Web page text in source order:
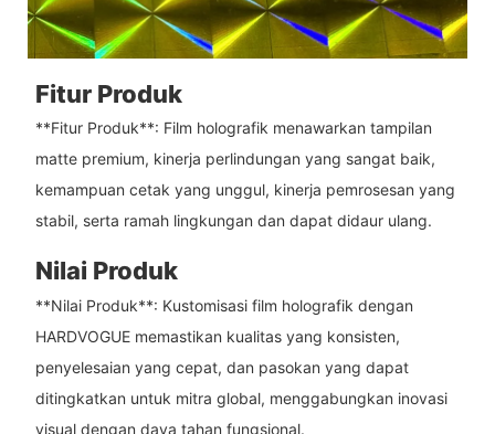
Fitur Produk
**Fitur Produk**: Film holografik menawarkan tampilan
matte premium, kinerja perlindungan yang sangat baik,
kemampuan cetak yang unggul, kinerja pemrosesan yang
stabil, serta ramah lingkungan dan dapat didaur ulang.
Nilai Produk
**Nilai Produk**: Kustomisasi film holografik dengan
HARDVOGUE memastikan kualitas yang konsisten,
penyelesaian yang cepat, dan pasokan yang dapat
ditingkatkan untuk mitra global, menggabungkan inovasi
visual dengan daya tahan fungsional.